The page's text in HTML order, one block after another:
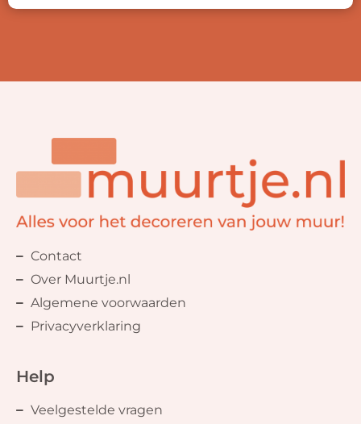
Contact
Over Muurtje.nl
Algemene voorwaarden
Privacyverklaring
Help
Veelgestelde vragen